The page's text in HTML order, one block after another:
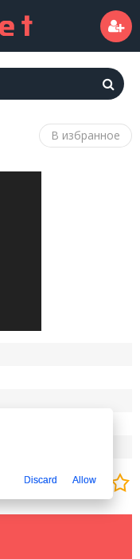
В избранное
Discard Allow